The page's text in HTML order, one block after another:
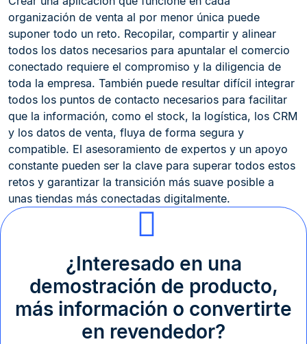
organización de venta al por menor única puede
suponer todo un reto. Recopilar, compartir y alinear
todos los datos necesarios para apuntalar el comercio
conectado requiere el compromiso y la diligencia de
toda la empresa. También puede resultar difícil integrar
todos los puntos de contacto necesarios para facilitar
que la información, como el stock, la logística, los CRM
y los datos de venta, fluya de forma segura y
compatible. El asesoramiento de expertos y un apoyo
constante pueden ser la clave para superar todos estos
retos y garantizar la transición más suave posible a
unas tiendas más conectadas digitalmente.
¿Interesado en una
demostración de producto,
más información o convertirte
en revendedor?